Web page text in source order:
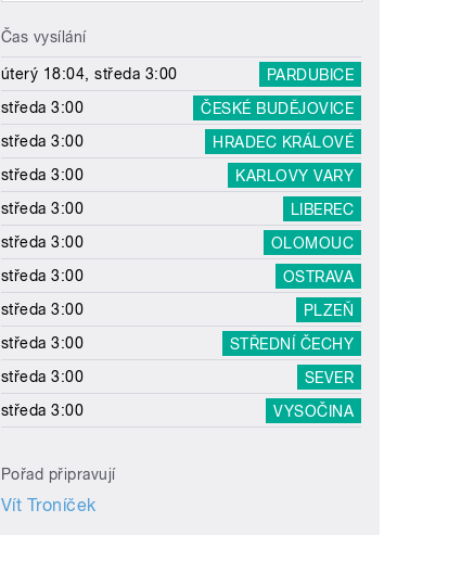
Čas vysílání
úterý 18:04, středa 3:00
PARDUBICE
středa 3:00
ČESKÉ BUDĚJOVICE
středa 3:00
HRADEC KRÁLOVÉ
středa 3:00
KARLOVY VARY
středa 3:00
LIBEREC
středa 3:00
OLOMOUC
středa 3:00
OSTRAVA
středa 3:00
PLZEŇ
středa 3:00
STŘEDNÍ ČECHY
středa 3:00
SEVER
středa 3:00
VYSOČINA
Pořad připravují
Vít Troníček